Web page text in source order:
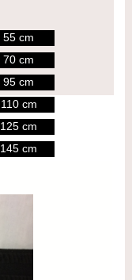
55 cm
70 cm
95 cm
110 cm
125 cm
145 cm